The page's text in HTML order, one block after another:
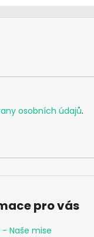
osobních údajů.
pro vás
- Naše mise